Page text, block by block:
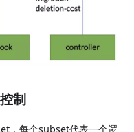
制
，每个subset代表一个逻